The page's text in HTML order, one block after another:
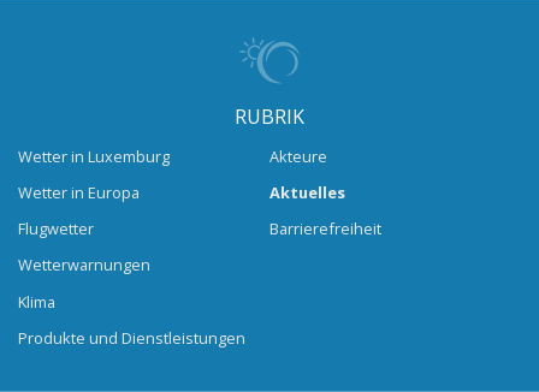
RUBRIK
Wetter in Luxemburg
Wetter in Europa
Flugwetter
Wetterwarnungen
Klima
Produkte und Dienstleistungen
Akteure
Aktuelles
Barrierefreiheit